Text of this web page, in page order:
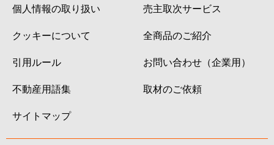
個人情報の取り扱い
クッキーについて
引用ルール
不動産用語集
サイトマップ
売主取次サービス
全商品のご紹介
お問い合わせ（企業用）
取材のご依頼